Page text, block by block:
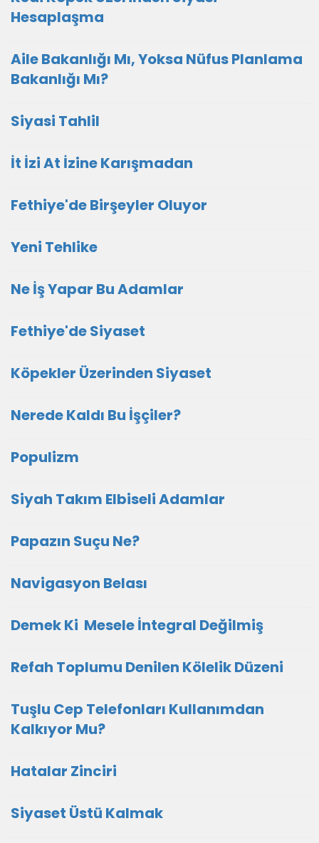
Hesaplaşma
Aile Bakanlığı Mı, Yoksa Nüfus Planlama
Bakanlığı Mı?
Siyasi Tahlil
İt İzi At İzine Karışmadan
Fethiye'de Birşeyler Oluyor
Yeni Tehlike
Ne İş Yapar Bu Adamlar
Fethiye'de Siyaset
Köpekler Üzerinden Siyaset
Nerede Kaldı Bu İşçiler?
Populizm
Siyah Takım Elbiseli Adamlar
Papazın Suçu Ne?
Navigasyon Belası
Demek Ki Mesele İntegral Değilmiş
Refah Toplumu Denilen Kölelik Düzeni
Tuşlu Cep Telefonları Kullanımdan
Kalkıyor Mu?
Hatalar Zinciri
Siyaset Üstü Kalmak